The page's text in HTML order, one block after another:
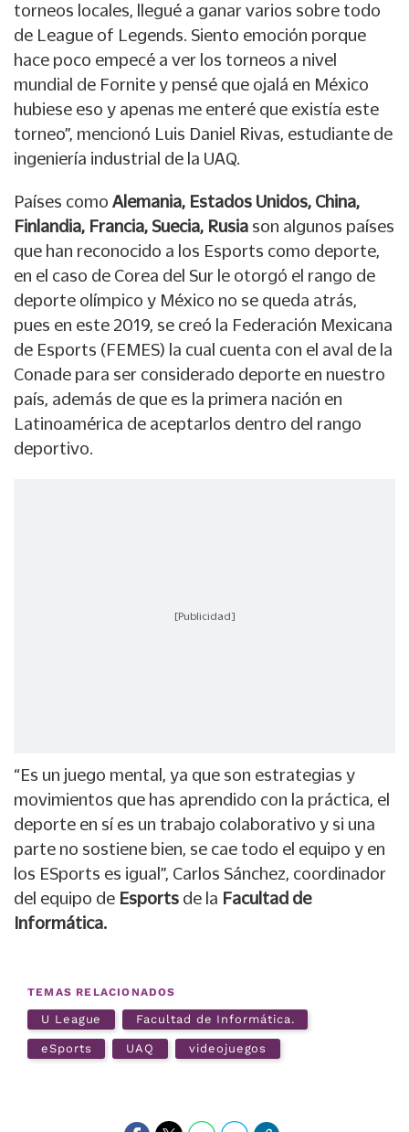
torneos locales, llegué a ganar varios sobre todo
de League of Legends. Siento emoción porque
hace poco empecé a ver los torneos a nivel
mundial de Fornite y pensé que ojalá en México
hubiese eso y apenas me enteré que existía este
torneo”, mencionó Luis Daniel Rivas, estudiante de
ingeniería industrial de la UAQ.
Países como Alemania, Estados Unidos, China,
Finlandia, Francia, Suecia, Rusia son algunos países
que han reconocido a los Esports como deporte,
en el caso de Corea del Sur le otorgó el rango de
deporte olímpico y México no se queda atrás,
pues en este 2019, se creó la Federación Mexicana
de Esports (FEMES) la cual cuenta con el aval de la
Conade para ser considerado deporte en nuestro
país, además de que es la primera nación en
Latinoamérica de aceptarlos dentro del rango
deportivo.
[Publicidad]
“Es un juego mental, ya que son estrategias y
movimientos que has aprendido con la práctica, el
deporte en sí es un trabajo colaborativo y si una
parte no sostiene bien, se cae todo el equipo y en
los ESports es igual”, Carlos Sánchez, coordinador
del equipo de Esports de la Facultad de
Informática.
TEMAS RELACIONADOS
U League Facultad de Informática.
eSports UAQ videojuegos